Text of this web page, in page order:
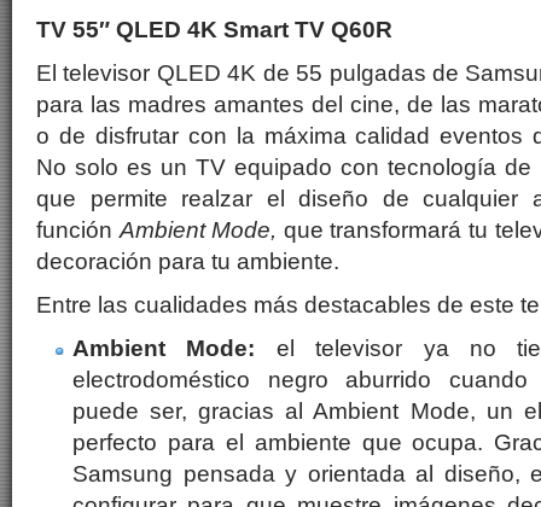
TV 55″ QLED 4K Smart TV Q60R
El televisor QLED 4K de 55 pulgadas de
para las madres amantes del cine, de las
o de disfrutar con la máxima calidad eventos
No solo es un TV equipado con tecnología de
que permite realzar el diseño de cualquier
función Ambient Mode, que transformará tu
decoración para tu ambiente.
Entre las cualidades más destacables de este
Ambient Mode: el televisor ya no
electrodoméstico negro aburrido
puede ser, gracias al Ambient Mode, un
perfecto para el ambiente que ocupa.
Samsung pensada y orientada al diseño,